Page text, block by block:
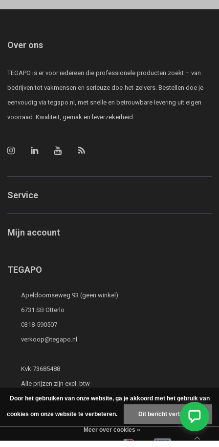
Over ons
TEGAPO is er voor iedereen die professionele producten zoekt – van
bedrijven tot vakmensen en serieuze doe-het-zelvers. Bestellen doe je
eenvoudig via tegapo.nl, met snelle en betrouwbare levering uit eigen
voorraad. Kwaliteit, gemak en leverzekerheid.
Service
Mijn account
TEGAPO
Apeldoornseweg 93 (geen winkel)
6731 SB Otterlo
0318-590507
verkoop@tegapo.nl
Kvk 73685488
Alle prijzen zijn excl. btw
Door het gebruiken van onze website, ga je akkoord met het gebruik van
cookies om onze website te verbeteren. Dit bericht verbergen
Meer over cookies »